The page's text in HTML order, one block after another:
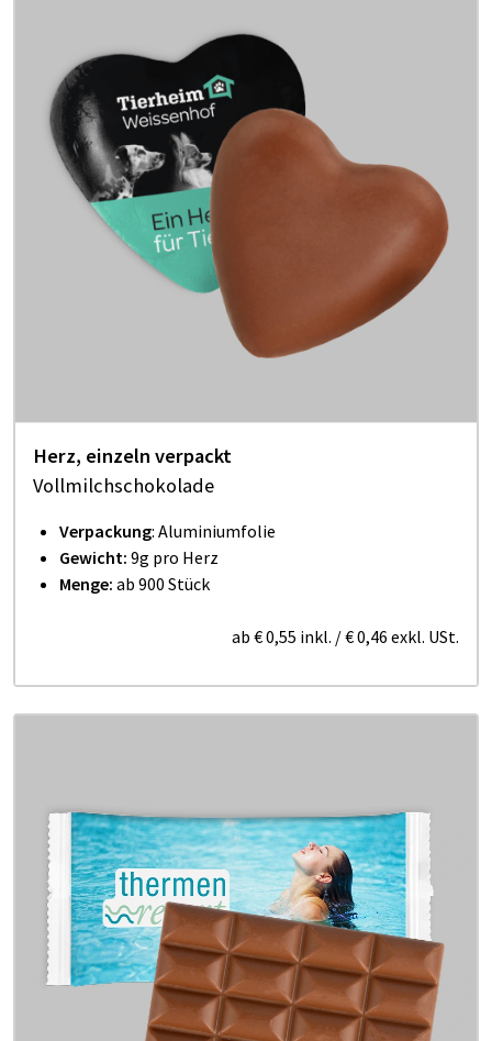
Herz, einzeln verpackt
Vollmilchschokolade
Verpackung: Aluminiumfolie
Gewicht: 9g pro Herz
Menge: ab 900 Stück
ab € 0,55 inkl. /€ 0,46 exkl. USt.